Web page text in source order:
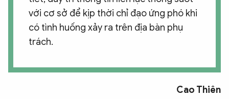
với cơ sở để kịp thời chỉ đạo ứng phó khi
có tình huống xảy ra trên địa bàn phụ
trách.
Cao Thiên